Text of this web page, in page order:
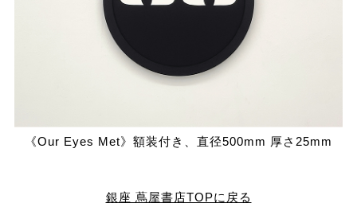
《Our Eyes Met》額装付き、直径500mm 厚さ25mm
銀座 蔦屋書店TOPに戻る